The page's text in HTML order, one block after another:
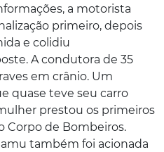
a motorista
primeiro, depois
e colidiu
A condutora de 35
em crânio. Um
quase teve seu carro
prestou os primeiros
Corpo de Bombeiros.
também foi acionada